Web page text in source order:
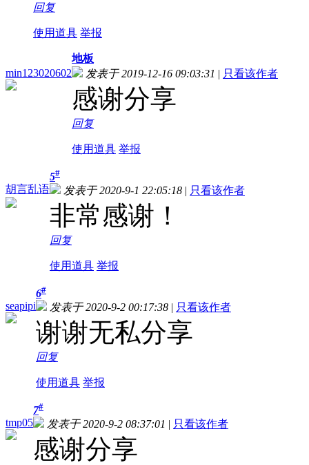
回复
使用道具 举报
min123020602
地板
发表于 2019-12-16 09:03:31 | 只看该作者
感谢分享
回复
使用道具 举报
胡言乱语
5#
发表于 2020-9-1 22:05:18 | 只看该作者
非常感谢！
回复
使用道具 举报
seapipi
6#
发表于 2020-9-2 00:17:38 | 只看该作者
谢谢无私分享
回复
使用道具 举报
tmp05
7#
发表于 2020-9-2 08:37:01 | 只看该作者
感谢分享